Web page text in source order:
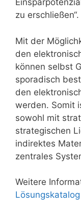
zu erschließen“.
Mit der
den
können selbst
sporadisch
den
werden. Somit
sowohl mit
strategischen
indirektes
zentrales
Weitere
Lösungskatalog